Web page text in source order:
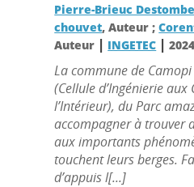
Pierre-Brieuc
chouvet, Auteur ;
Auteur | INGETEC |2024
La commune de Camopi
(Cellule d’Ingénierie aux
l’Intérieur), du Parc
accompagner à trouver
aux importants
touchent leurs berges.
d’appuis l[...]